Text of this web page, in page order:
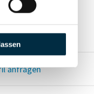
anfragen
anfragen